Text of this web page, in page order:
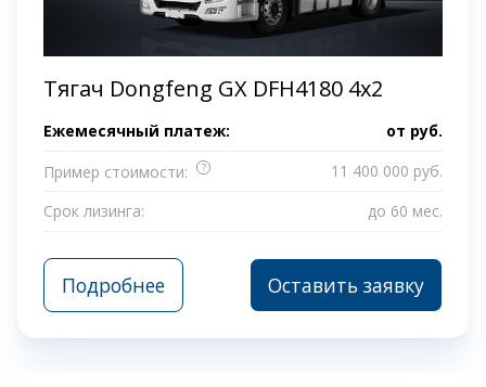
Тягач Dongfeng GX DFH4180 4x2
Ежемесячный платеж: от руб.
Пример стоимости:
?
11 400 000 руб.
Срок лизинга:
до 60 мес.
Подробнее Оставить заявку